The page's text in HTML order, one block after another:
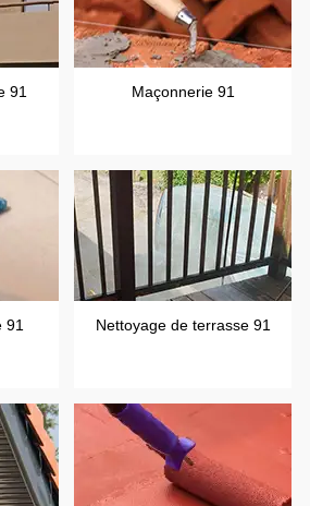
91 Maçonnerie 91
91 Nettoyage de terrasse 91